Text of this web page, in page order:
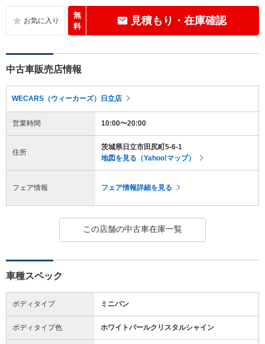
無
料
見積もり・在庫確認
中古車販売店情報
WECARS（ウィーカーズ）日立店
営業時間 10:00〜20:00
住所
茨城県日立市田尻町5-6-1
地図を見る（Yahoo!マップ）
フェア情報 フェア情報詳細を見る
この店舗の中古車在庫一覧
車種スペック
ボディタイプ ミニバン
ボディタイプ色 ホワイトパールクリスタルシャイン